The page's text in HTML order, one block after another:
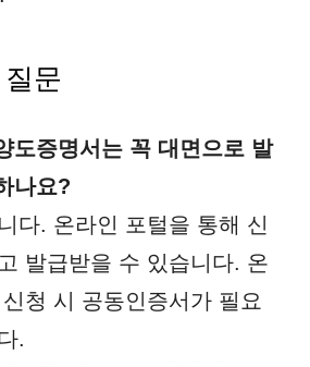
문
도증명서는 꼭 대면으로 발
나요?
다. 온라인 포털을 통해 신
발급받을 수 있습니다. 온
청 시 공동인증서가 필요
.